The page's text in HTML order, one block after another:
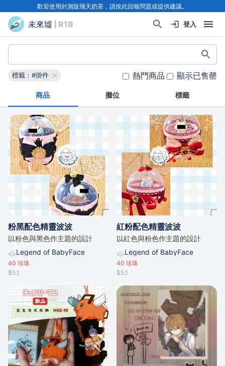
歡迎使用封測版飛天奶茶，請按此回報問題或提供建議。
未來墟 | R18 登入
標籤：#掛件 熱門商品 顯示已售罄
商品 攤位 標籤
粉黑配色精靈波波
以粉色與黑色作主題的設計
Legend of BabyFace
40 珍珠
$5.1
紅粉配色精靈波波
以紅色與粉色作主題的設計
Legend of BabyFace
40 珍珠
$5.1